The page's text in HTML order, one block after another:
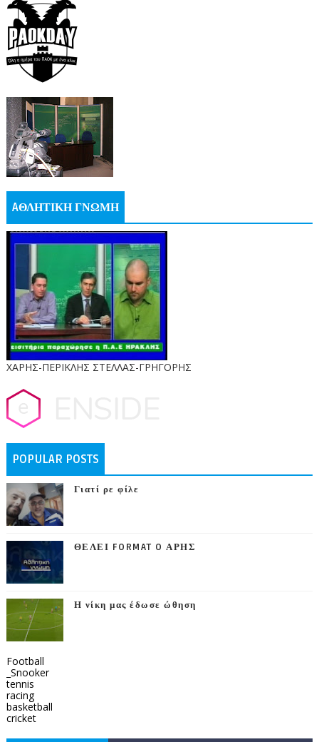
AΘΛΗΤΙΚΗ ΓΝΩΜΗ
ΧΑΡΗΣ-ΠΕΡΙΚΛΗΣ ΣΤΕΛΛΑΣ-ΓΡΗΓΟΡΗΣ
POPULAR POSTS
Γιατί ρε φίλε
ΘΕΛΕΙ FORMAT O ΑΡΗΣ
Η νίκη μας έδωσε ώθηση
Football
_Snooker
tennis
racing
basketball
cricket